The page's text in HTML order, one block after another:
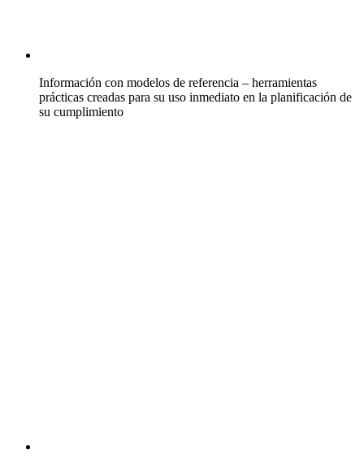
Información con modelos de referencia – herramientas
prácticas creadas para su uso inmediato en la planificación de
su cumplimiento